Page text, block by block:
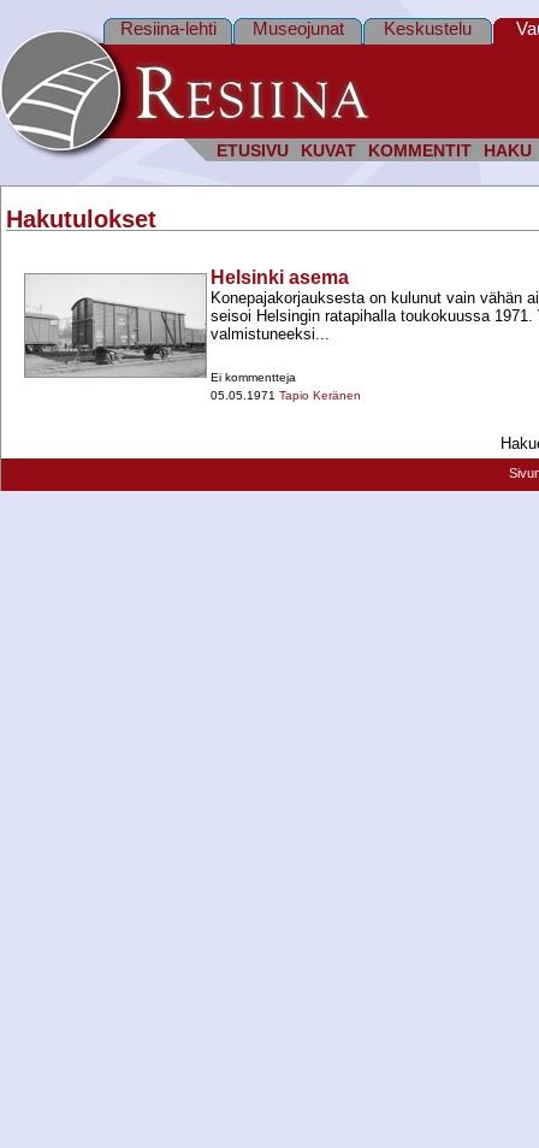
ETUSIVU KUVAT KOMMENTIT HAKU
Resiina-lehti Museojunat Keskustelu
Hakutulokset
Helsinki asema
Konepajakorjauksesta on kulunut vain vähän
seisoi Helsingin ratapihalla toukokuussa 1971.
valmistuneeksi...
Ei kommentteja
05.05.1971 Tapio Keränen